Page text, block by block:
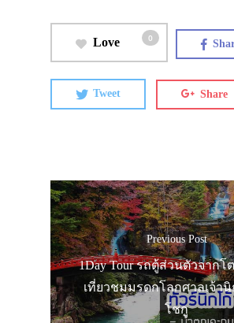
Love 0
Tweet Share
Previous Post
1Day Tour รถตู้ส่วนตัวจากโ
เที่ยวชมมรดกโลกศาลเจ้า
โชกู